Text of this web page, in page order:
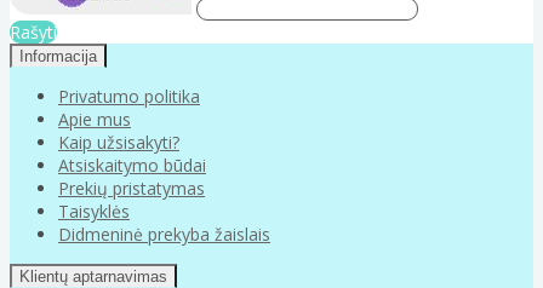
Rašyti
Informacija
Privatumo politika
Apie mus
Kaip užsisakyti?
Atsiskaitymo būdai
Prekių pristatymas
Taisyklės
Didmeninė prekyba žaislais
Klientų aptarnavimas